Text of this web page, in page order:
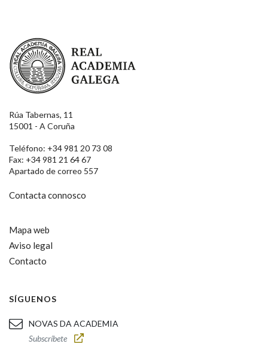
Real Academia Galega
Rúa Tabernas, 11
15001 - A Coruña
Teléfono: +34 981 20 73 08
Fax: +34 981 21 64 67
Apartado de correo 557
Contacta connosco
Mapa web
Aviso legal
Contacto
SÍGUENOS
NOVAS DA ACADEMIA
Subscríbete